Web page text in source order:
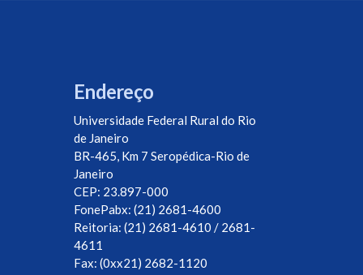
Endereço
Universidade Federal Rural do Rio
de Janeiro
BR-465, Km 7 Seropédica-Rio de
Janeiro
CEP: 23.897-000
FonePabx: (21) 2681-4600
Reitoria: (21) 2681-4610 / 2681-
4611
Fax: (0xx21) 2682-1120